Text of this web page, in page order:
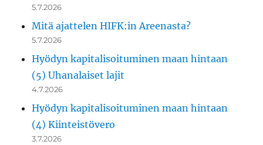
5.7.2026
Mitä ajattelen HIFK:in Areenasta?
5.7.2026
Hyödyn kapitalisoituminen maan hintaan
(5) Uhanalaiset lajit
4.7.2026
Hyödyn kapitalisoituminen maan hintaan
(4) Kiinteistövero
3.7.2026